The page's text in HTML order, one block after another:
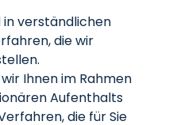
verständlichen
die wir
Ihnen im Rahmen
Aufenthalts
die für Sie